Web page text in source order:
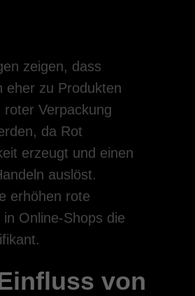
zeigen, dass
eher zu Produkten
roter Verpackung
da Rot
erzeugt und einen
auslöst.
erhöhen rote
Online-Shops die
von